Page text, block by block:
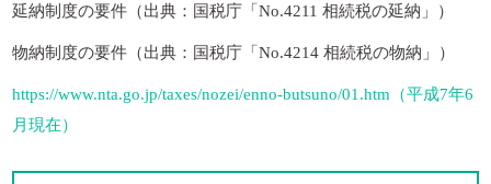
延納制度の要件（出典：国税庁「No.4211 相続税の延納」）
物納制度の要件（出典：国税庁「No.4214 相続税の物納」）
https://www.nta.go.jp/taxes/nozei/enno-butsuno/01.htm（平成7年6
月現在）